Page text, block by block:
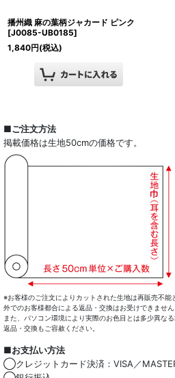
播州織 麻の葉柄ジャカード ピンク
[J0085-UB0185]
1,840円(税込)
■ご注文方法
掲載価格は生地50cmの価格です。
※お客様のご注文によりカットされた生地は再販売不
外でのお客様都合による返品・交換はお受けできませ
また、パソコン環境により実際のお色目とは多少異な
返品・交換もご容赦ください。
■お支払い方法
◯クレジットカード決済：VISA／